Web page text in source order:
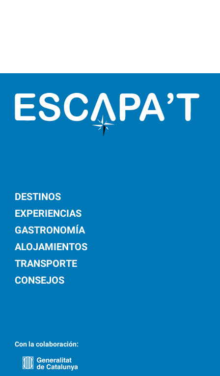
DESTINOS
EXPERIENCIAS
GASTRONOMÍA
ALOJAMIENTOS
TRANSPORTE
CONSEJOS
Con la colaboración: